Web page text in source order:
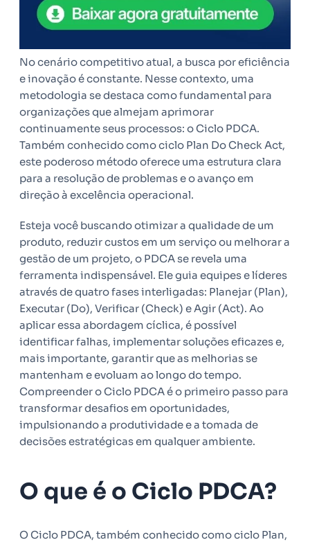
No cenário competitivo atual, a busca por eficiência
e inovação é constante. Nesse contexto, uma
metodologia se destaca como fundamental para
organizações que almejam aprimorar
continuamente seus processos: o Ciclo PDCA.
Também conhecido como ciclo Plan Do Check Act,
este poderoso método oferece uma estrutura clara
para a resolução de problemas e o avanço em
direção à excelência operacional.
Esteja você buscando otimizar a qualidade de um
produto, reduzir custos em um serviço ou melhorar a
gestão de um projeto, o PDCA se revela uma
ferramenta indispensável. Ele guia equipes e líderes
através de quatro fases interligadas: Planejar (Plan),
Executar (Do), Verificar (Check) e Agir (Act). Ao
aplicar essa abordagem cíclica, é possível
identificar falhas, implementar soluções eficazes e,
mais importante, garantir que as melhorias se
mantenham e evoluam ao longo do tempo.
Compreender o Ciclo PDCA é o primeiro passo para
transformar desafios em oportunidades,
impulsionando a produtividade e a tomada de
decisões estratégicas em qualquer ambiente.
O que é o Ciclo PDCA?
O Ciclo PDCA, também conhecido como ciclo Plan,